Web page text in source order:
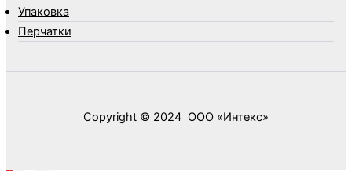
Упаковка
Перчатки
Copyright © 2024 ООО «‎Интекс»‎